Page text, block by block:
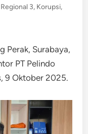
3, Korupsi,
Perak, Surabaya,
PT Pelindo
9 Oktober 2025.